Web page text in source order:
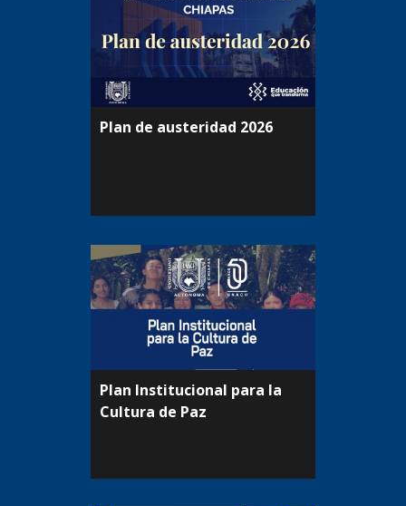
Plan de austeridad 2026
Plan Institucional para la
Cultura de Paz